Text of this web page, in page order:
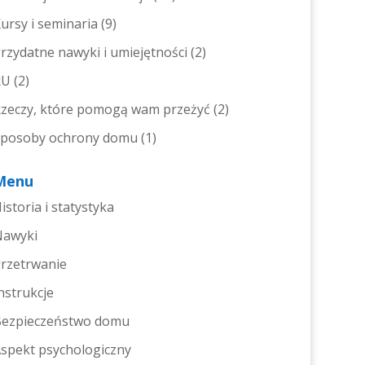
i seminaria (9)
nawyki i umiejętności (2)
(2)
które pomogą wam przeżyć (2)
ochrony domu (1)
i statystyka
domu
psychologiczny